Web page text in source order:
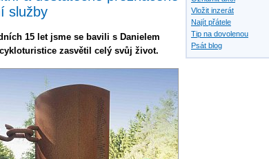
služby
15 let jsme se bavili s Danielem
zasvětil celý svůj život.
Vložit inzerát
Najít přátele
Tip na dovolenou
Psát blog